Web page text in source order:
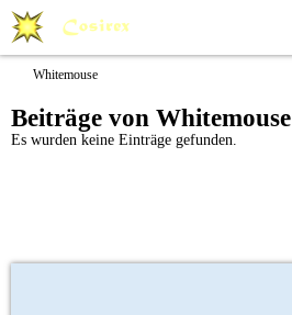
Whitemouse
Beiträge von Whitemouse
Es wurden keine Einträge gefunden.